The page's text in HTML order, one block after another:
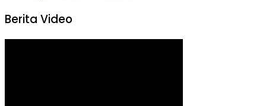
Berita Video